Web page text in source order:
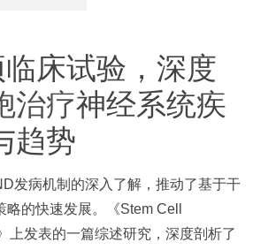
床试验，深度
治疗神经系统疾
趋势
发病机制的深入了解，推动了基于干
的快速发展。《Stem Cell
上发表的一篇综述研究，深度剖析了